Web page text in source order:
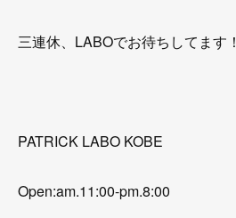
三連休、LABOでお待ちしてます！
PATRICK LABO KOBE
Open:am.11:00-pm.8:00